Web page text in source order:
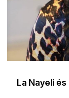
La Nayeli